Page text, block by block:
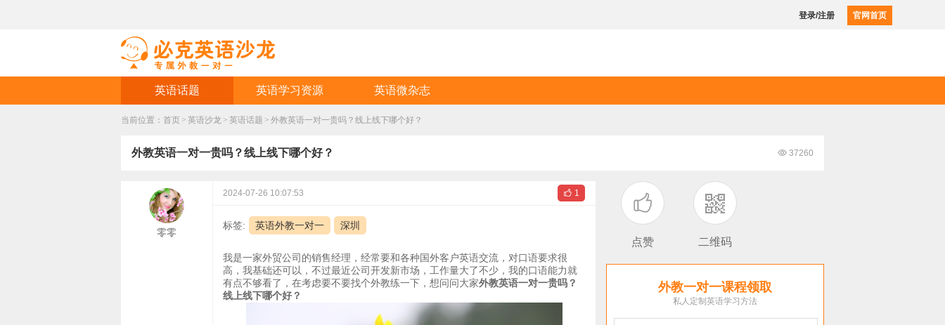
登录/注册 官网首页
英语话题 英语学习资源 英语微杂志
当前位置： 首页 > 英语沙龙 > 英语话题 > 外教英语一对一贵吗？线上线下哪个好？
 37260
外教英语一对一贵吗？线上线下哪个好？

点赞 二维码
外教一对一课程领取
私人定制英语学习方法
零零
 1
2024-07-26 10:07:53
标签: 英语外教一对一 深圳
我是一家外贸公司的销售经理，经常要和各种国外客户英语交流，对口语要求很
高，我基础还可以，不过最近公司开发新市场，工作量大了不少，我的口语能力就
有点不够看了，在考虑要不要找个外教练一下，想问问大家外教英语一对一贵吗？
线上线下哪个好？